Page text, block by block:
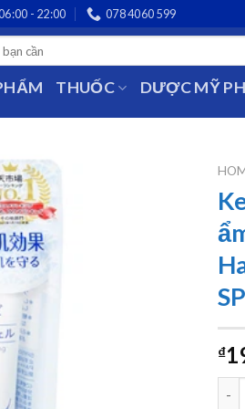
- 22:00 078 4060 599
THUỐC DƯỢC MỸ
₫